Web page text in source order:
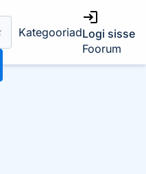
KategooriadLogi sisse
Foorum